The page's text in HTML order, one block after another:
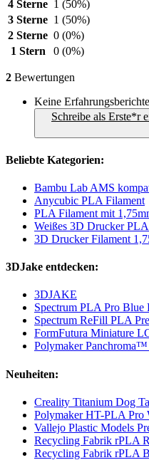
4 Sterne 1 (50%)
3 Sterne 1 (50%)
2 Sterne 0 (0%)
1 Stern
0 (0%)
2 Bewertungen
Keine
Schreibe als Erste*r
Beliebte Kategorien:
Bambu Lab AMS
Anycubic PLA Filament
PLA Filament mit
Weißes 3D Drucker
3D Drucker Filament
3DJake entdecken:
3DJAKE
Spectrum PLA Pro Blue
Spectrum ReFill PLA
FormFutura Miniature
Polymaker
Neuheiten:
Creality Titanium Dog
Polymaker HT-PLA Pro
Vallejo Plastic Models
Recycling Fabrik rPLA
Recycling Fabrik rPLA